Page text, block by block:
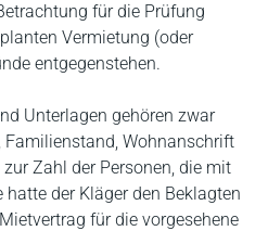
für die Prüfung
Vermietung (oder
entgegenstehen.
Unterlagen gehören zwar
Familienstand, Wohnanschrift
Zahl der Personen, die mit
der Kläger den Beklagten
für die vorgesehene